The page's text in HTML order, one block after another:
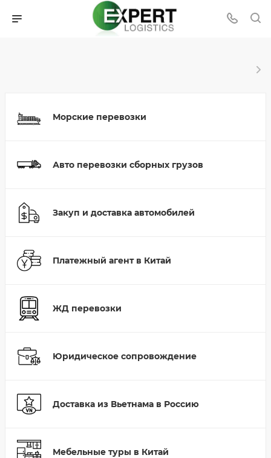
Морские перевозки
Авто перевозки сборных грузов
Закуп и доставка автомобилей
Платежный агент в Китай
ЖД перевозки
Юридическое сопровождение
Доставка из Вьетнама в Россию
Мебельные туры в Китай